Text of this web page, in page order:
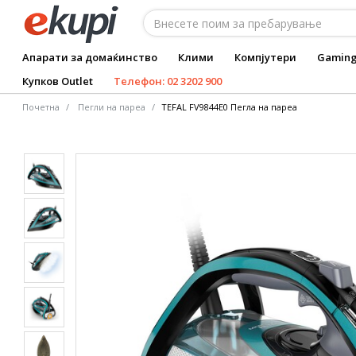
Апарати за домаќинство Клими Компјутери
Купков Outlet
Телефон: 02 3202 900
Почетна Пегли на пареа TEFAL FV9844E0 Пегла на пареа